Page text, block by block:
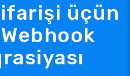
üçün